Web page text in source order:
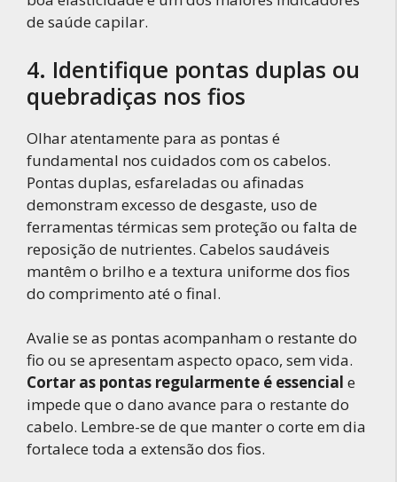
de saúde capilar.
4. Identifique pontas duplas ou
quebradiças nos fios
Olhar atentamente para as pontas é
fundamental nos cuidados com os cabelos.
Pontas duplas, esfareladas ou afinadas
demonstram excesso de desgaste, uso de
ferramentas térmicas sem proteção ou falta de
reposição de nutrientes. Cabelos saudáveis
mantêm o brilho e a textura uniforme dos fios
do comprimento até o final.
Avalie se as pontas acompanham o restante do
fio ou se apresentam aspecto opaco, sem vida.
Cortar as pontas regularmente é essencial e
impede que o dano avance para o restante do
cabelo. Lembre-se de que manter o corte em dia
fortalece toda a extensão dos fios.